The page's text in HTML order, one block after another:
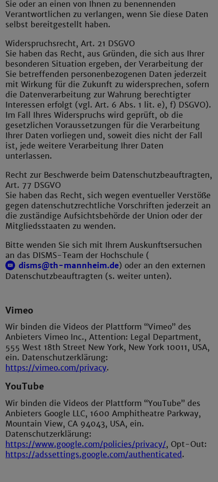
Sie oder an einen von Ihnen zu benennenden
Verantwortlichen zu verlangen, wenn Sie diese Daten
selbst bereitgestellt haben.
Widerspruchsrecht, Art. 21 DSGVO
Sie haben das Recht, aus Gründen, die sich aus Ihrer
besonderen Situation ergeben, der Verarbeitung der
Sie betreffenden personenbezogenen Daten jederzeit
mit Wirkung für die Zukunft zu widersprechen, sofern
die Datenverarbeitung zur Wahrung berechtigter
Interessen erfolgt (vgl. Art. 6 Abs. 1 lit. e), f) DSGVO).
Im Fall Ihres Widerspruchs wird geprüft, ob die
gesetzlichen Voraussetzungen für die Verarbeitung
Ihrer Daten vorliegen und, soweit dies nicht der Fall
ist, jede weitere Verarbeitung Ihrer Daten
unterlassen.
Recht zur Beschwerde beim Datenschutzbeauftragten,
Art. 77 DSGVO
Sie haben das Recht, sich wegen eventueller Verstöße
gegen datenschutzrechtliche Vorschriften jederzeit an
die zuständige Aufsichtsbehörde der Union oder der
Mitgliedsstaaten zu wenden.
Bitte wenden Sie sich mit Ihrem Auskunftsersuchen
an das DISMS-Team der Hochschule (
disms@th-mannheim.de) oder an den externen
Datenschutzbeauftragten (s. weiter unten).
Vimeo
Wir binden die Videos der Plattform “Vimeo” des
Anbieters Vimeo Inc., Attention: Legal Department,
555 West 18th Street New York, New York 10011, USA,
ein. Datenschutzerklärung:
https://vimeo.com/privacy.
YouTube
Wir binden die Videos der Plattform “YouTube” des
Anbieters Google LLC, 1600 Amphitheatre Parkway,
Mountain View, CA 94043, USA, ein.
Datenschutzerklärung:
https://www.google.com/policies/privacy/, Opt-Out:
https://adssettings.google.com/authenticated.